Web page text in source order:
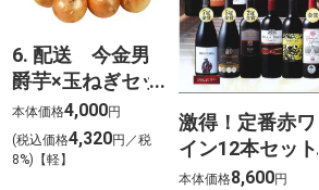
6. 配送 今金男
爵芋×玉ねぎセッ
ト 各5kg【北海
道ご予約 】※10
月16日以降順次
本体価格4,000円
(税込価格4,320円／税
8%)【軽】
激得！定番赤ワ
イン12本セット
本体価格8,600円